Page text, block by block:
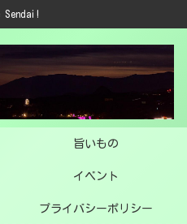
Sendai!
旨いもの
イベント
プライバシーポリシー